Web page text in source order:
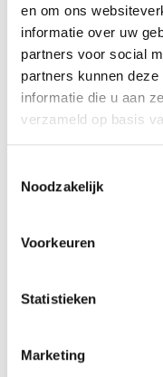
en om ons
informatie over uw
partners voor social
partners kunnen
informatie die u aan
verzameld op basis
Noodzakelijk
Voorkeuren
Statistieken
Marketing
Avantages et